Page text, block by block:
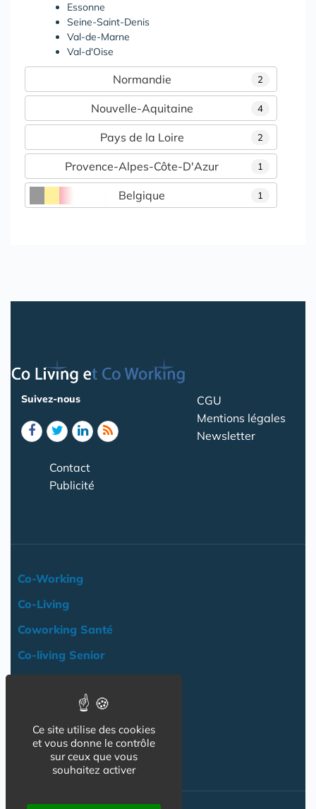
Essonne
Seine-Saint-Denis
Val-de-Marne
Val-d'Oise
2
Normandie
4
Nouvelle-Aquitaine
2
Pays de la Loire
1
Provence-Alpes-Côte-D'Azur
Belgique 1
Suivez-nous
CGU
Mentions légales
Newsletter
Contact
Publicité
Co-Working
Co-Living
Coworking Santé
Co-living Senior
Professionnels
NOS AUTRES SITES :
Ce site utilise des cookies
et vous donne le contrôle
sur ceux que vous
souhaitez activer